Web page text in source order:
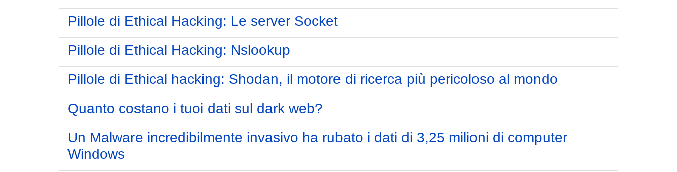
Pillole di Ethical Hacking: Le server Socket
Pillole di Ethical Hacking: Nslookup
Pillole di Ethical hacking: Shodan, il motore di ricerca più pericoloso al mondo
Quanto costano i tuoi dati sul dark web?
Un Malware incredibilmente invasivo ha rubato i dati di 3,25 milioni di computer
Windows